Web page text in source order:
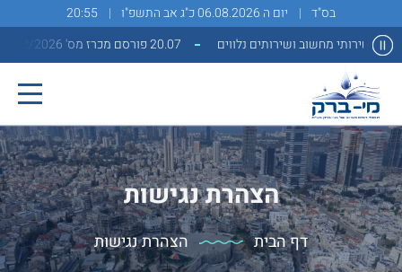
בס"ד יום ה 06.08.2026 כ"ג אב התשפ"ו
20:55
20.07 פורסם מכרז מס' 2/2026 למתן שירותי מחשוב ושירותים נלווים
הצהרת נגישות
דף הבית הצהרת נגישות